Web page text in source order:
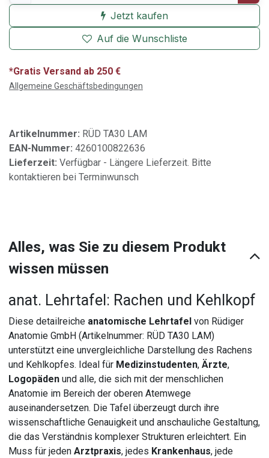
Jetzt kaufen
Auf die Wunschliste
*Gratis Versand ab 250 €
Allgemeine Geschäftsbedingungen
Artikelnummer: RÜD TA30 LAM
EAN-Nummer: 4260100822636
Lieferzeit: Verfügbar - Längere Lieferzeit. Bitte
kontaktieren bei Terminwunsch
Alles, was Sie zu diesem Produkt
wissen müssen
anat. Lehrtafel: Rachen und Kehlkopf
Diese detailreiche anatomische Lehrtafel von Rüdiger
Anatomie GmbH (Artikelnummer: RÜD TA30 LAM)
unterstützt eine unvergleichliche Darstellung des Rachens
und Kehlkopfes. Ideal für Medizinstudenten,Ärzte,
Logopäden und alle, die sich mit der menschlichen
Anatomie im Bereich der oberen Atemwege
auseinandersetzen. Die Tafel überzeugt durch ihre
wissenschaftliche Genauigkeit und anschauliche Gestaltung,
die das Verständnis komplexer Strukturen erleichtert. Ein
Muss für jedenArztpraxis, jedes Krankenhaus, jede